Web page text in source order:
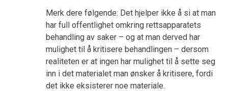
Merk dere følgende: Det hjelper ikke å si at man
har full offentlighet omkring rettsapparatets
behandling av saker – og at man derved har
mulighet til å kritisere behandlingen – dersom
realiteten er at ingen har mulighet til å sette seg
inn i det materialet man ønsker å kritisere, fordi
det ikke eksisterer noe materiale.